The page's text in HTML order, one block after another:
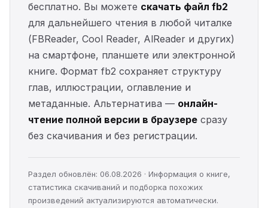
бесплатно. Вы можете скачать файл fb2
для дальнейшего чтения в любой читалке
(FBReader, Cool Reader, AlReader и других)
на смартфоне, планшете или электронной
книге. Формат fb2 сохраняет структуру
глав, иллюстрации, оглавление и
метаданные. Альтернатива — онлайн-
чтение полной версии в браузере сразу
без скачивания и без регистрации.
Раздел обновлён: 06.08.2026 · Информация о книге,
статистика скачиваний и подборка похожих
произведений актуализируются автоматически.